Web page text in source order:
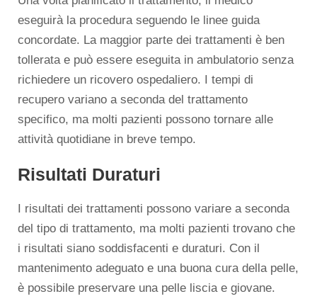
eseguirà la procedura seguendo le linee guida
concordate. La maggior parte dei trattamenti è ben
tollerata e può essere eseguita in ambulatorio senza
richiedere un ricovero ospedaliero. I tempi di
recupero variano a seconda del trattamento
specifico, ma molti pazienti possono tornare alle
attività quotidiane in breve tempo.
Risultati Duraturi
I risultati dei trattamenti possono variare a seconda
del tipo di trattamento, ma molti pazienti trovano che
i risultati siano soddisfacenti e duraturi. Con il
mantenimento adeguato e una buona cura della pelle,
è possibile preservare una pelle liscia e giovane.